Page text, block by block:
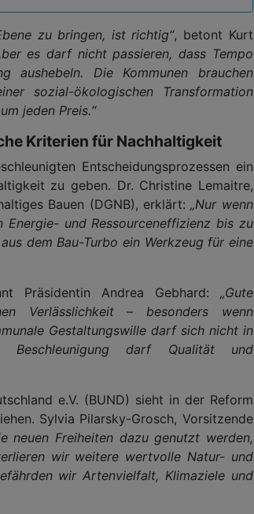
zu bringen, ist richtig“, betont Kurt
es darf nicht passieren, dass Tempo
aushebeln. Die Kommunen brauchen
sozial-ökologischen Transformation
jeden Preis.“
Kriterien für Nachhaltigkeit
Entscheidungsprozessen ein
zu geben. Dr. Christine Lemaitre,
Bauen (DGNB), erklärt: „Nur wenn
und Ressourceneffizienz bis zu
dem Bau-Turbo ein Werkzeug für eine
Präsidentin Andrea Gebhard: „Gute
Verlässlichkeit – besonders wenn
Gestaltungswille darf sich nicht in
Beschleunigung darf Qualität und
e.V. (BUND) sieht in der Reform
Sylvia Pilarsky-Grosch, Vorsitzende
neuen Freiheiten dazu genutzt werden,
wir weitere wertvolle Natur- und
wir Artenvielfalt, Klimaziele und